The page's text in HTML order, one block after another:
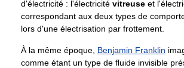
d'électricité : l'électricité vitreuse et
correspondant aux deux types de
lors d'une électrisation par frottement.
À la même époque, Benjamin Franklin
comme étant un type de fluide invisible